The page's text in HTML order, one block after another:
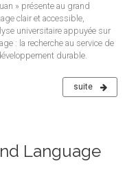
» présente au grand
clair et accessible,
universitaire appuyée sur
: la recherche au service de
durable.
suite
Language